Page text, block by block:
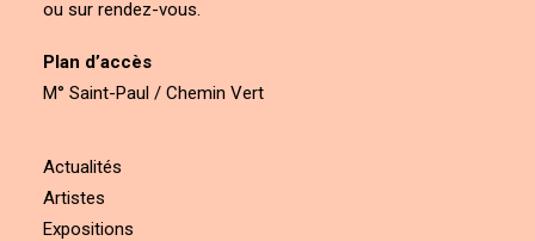
ou sur rendez-vous.
Plan d’accès
M° Saint-Paul / Chemin Vert
Actualités
Artistes
Expositions